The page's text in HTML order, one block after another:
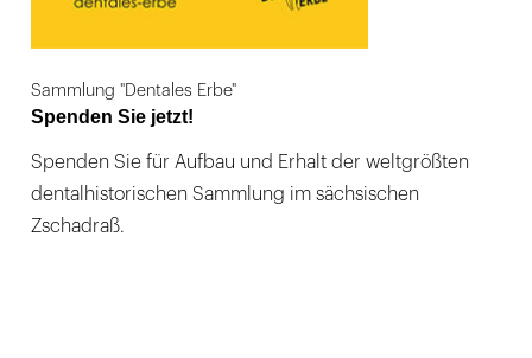
Sammlung "Dentales Erbe"
Spenden Sie jetzt!
Spenden Sie für Aufbau und Erhalt der weltgrößten
dentalhistorischen Sammlung im sächsischen
Zschadraß.